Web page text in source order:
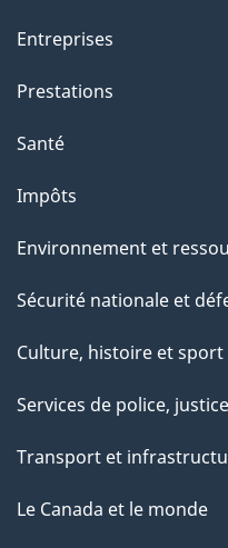
Entreprises
Prestations
Santé
Impôts
Environnement et
Sécurité nationale et
Culture, histoire et sport
Services de police,
Transport et
Le Canada et le monde